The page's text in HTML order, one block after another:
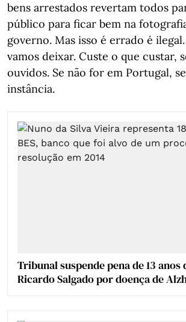
bens arrestados revertam todos
público para ficar bem na
governo. Mas isso é errado é
vamos deixar. Custe o que custar,
ouvidos. Se não for em Portugal,
instância.
Tribunal suspende pena de 13 anos
Ricardo Salgado por doença de